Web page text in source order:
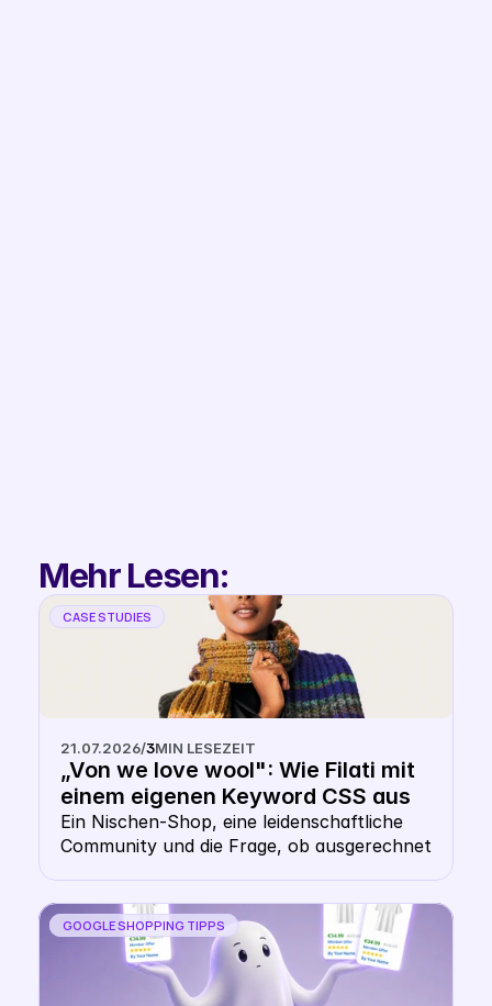
Mehr Lesen:
CASE STUDIES
21.07.2026/3MIN LESEZEIT
„Von we love wool": Wie Filati mit
einem eigenen Keyword CSS aus
dem Shopping- Karussell
heraussticht
Ein Nischen-Shop, eine leidenschaftliche
Community und die Frage, ob ausgerechnet
GOOGLE SHOPPING TIPPS